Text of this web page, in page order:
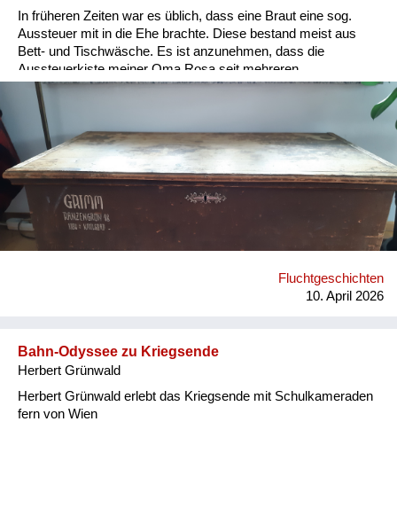
In früheren Zeiten war es üblich, dass eine Braut eine sog.
Aussteuer mit in die Ehe brachte. Diese bestand meist aus
Bett- und Tischwäsche. Es ist anzunehmen, dass die
Aussteuerkiste meiner Oma Rosa seit mehreren
Generationen weitergereicht wurde. Die Beschriftung wurde
erst 1946 hinzugefügt, da meine Großeltern diese Kiste als
persönliches Gepäckstück bei der Vertreibung aus der Heimat
mitgeführt hatten. Heute befindet sich dieses einmalige
Erbstück im Besitz einer meiner Cousinen.
Fluchtgeschichten
10. April 2026
Bahn-Odyssee zu Kriegsende
Herbert Grünwald
Herbert Grünwald erlebt das Kriegsende mit Schulkameraden
fern von Wien